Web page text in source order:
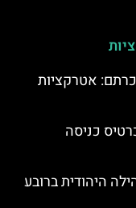
אטרקציות
כניסה
היהודית ברובע